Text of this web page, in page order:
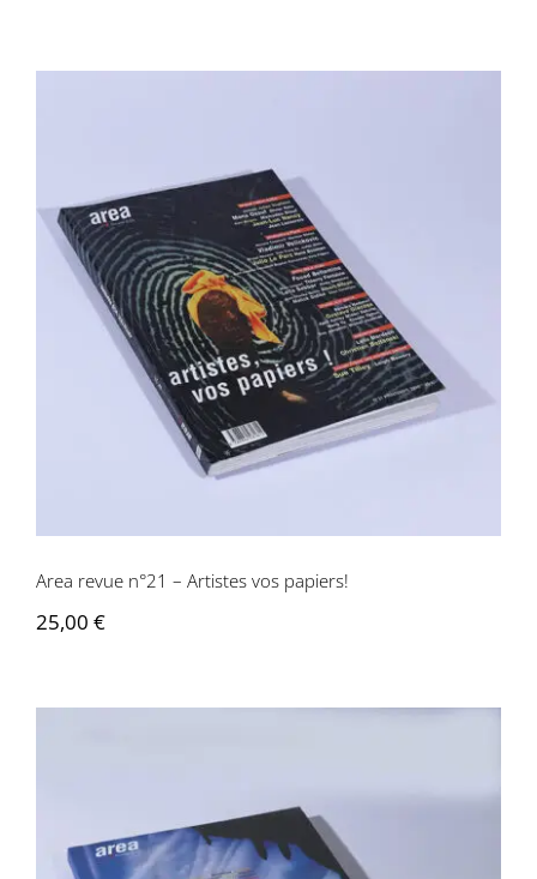
Area revue n°21 – Artistes vos papiers!
Area revue n°21 – Artistes vos papiers!
25,00 €